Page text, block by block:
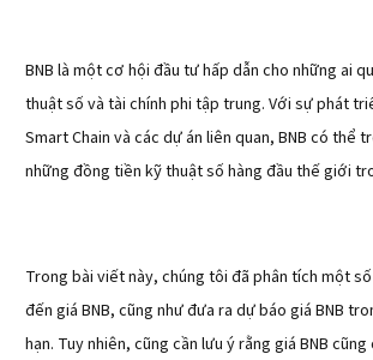
BNB là một cơ hội đầu tư hấp dẫn cho những ai
thuật số và tài chính phi tập trung. Với sự phát
Smart Chain và các dự án liên quan, BNB có thể
những đồng tiền kỹ thuật số hàng đầu thế giới
Trong bài viết này, chúng tôi đã phân tích một
đến giá BNB, cũng như đưa ra dự báo giá BNB
hạn. Tuy nhiên, cũng cần lưu ý rằng giá BNB